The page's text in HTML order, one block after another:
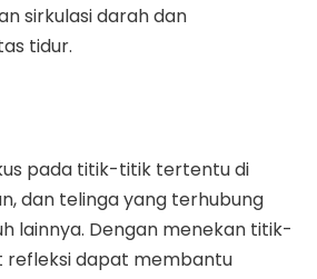
sirkulasi darah dan
tidur.
pada titik-titik tertentu di
dan telinga yang terhubung
lainnya. Dengan menekan titik-
refleksi dapat membantu